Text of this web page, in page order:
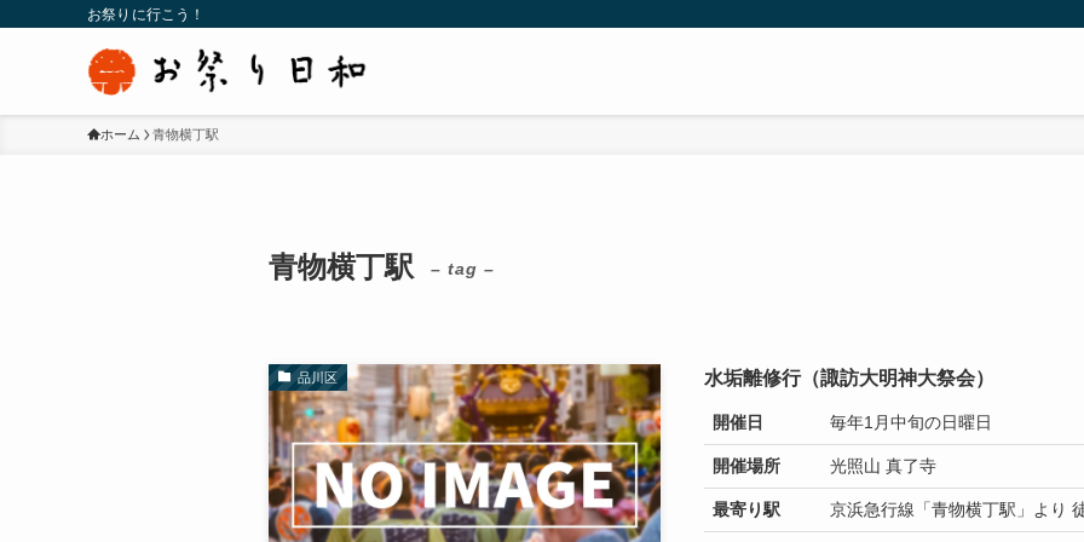
お祭りに行こう！
ホーム 青物横丁駅
青物横丁駅 – tag –
品川区 水垢離修行（諏訪大明神大祭会）
開催日 毎年1月中旬の日曜日
開催場所 光照山 真了寺
最寄り駅 京浜急行線「青物横丁駅」より